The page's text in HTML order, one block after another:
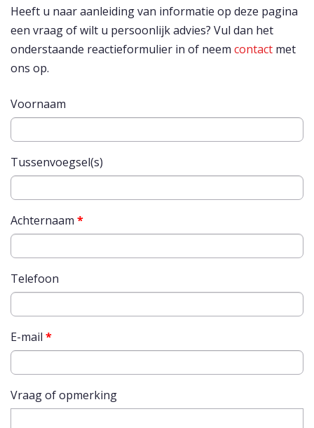
Heeft u naar aanleiding van informatie op deze pagina
een vraag of wilt u persoonlijk advies? Vul dan het
onderstaande reactieformulier in of neem contact met
ons op.
Voornaam
Tussenvoegsel(s)
Achternaam *
Telefoon
E-mail *
Vraag of opmerking